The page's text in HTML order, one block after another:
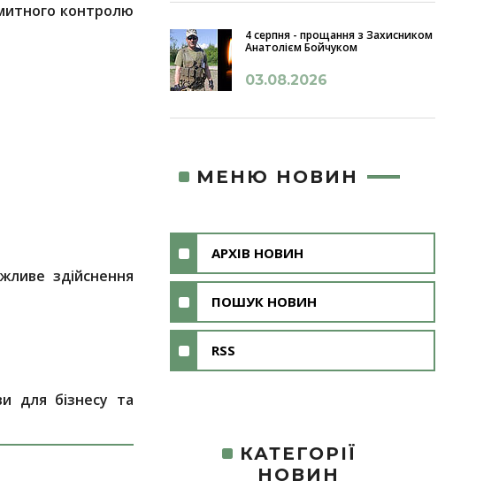
контролю
здійснення
для бізнесу та
4 серпня - прощання з Захисником
Анатолієм Бойчуком
03.08.2026
МЕНЮ НОВИН
АРХІВ НОВИН
ПОШУК НОВИН
RSS
КАТЕГОРІЇ
НОВИН